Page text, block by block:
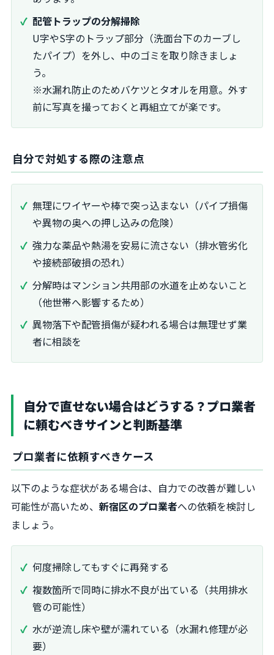
配管トラップの分解掃除
U字やS字のトラップ部分（洗面台下のカーブし
たパイプ）を外し、中のゴミを取り除きましょ
う。
※水漏れ防止のためバケツとタオルを用意。外す
前に写真を撮っておくと再組立てが楽です。
自分で対処する際の注意点
無理にワイヤーや棒で突っ込まない（パイプ損傷
や異物の奥への押し込みの危険）
強力な薬品や熱湯を安易に流さない（排水管劣化
や接続部破損の恐れ）
分解時はマンション共用部の水道を止めないこと
（他世帯へ影響するため）
異物落下や配管損傷が疑われる場合は無理せず業
者に相談を
自分で直せない場合はどうする？プロ業者
に頼むべきサインと判断基準
プロ業者に依頼すべきケース
以下のような症状がある場合は、自力での改善が難しい
可能性が高いため、 新宿区のプロ業者への依頼を検討し
ましょう。
何度掃除してもすぐに再発する
複数箇所で同時に排水不良が出ている（共用排水
管の可能性）
水が逆流し床や壁が濡れている（水漏れ修理が必
要）